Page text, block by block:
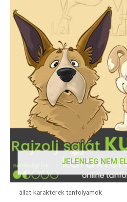
JELENLEG NEM
állat-karakterek tanfolyamok